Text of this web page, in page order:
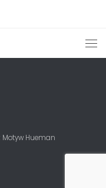
Motyw Hueman